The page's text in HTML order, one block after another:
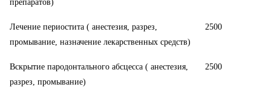
препаратов)
Лечение периостита ( анестезия, разрез,
промывание, назначение лекарственных средств)
2500
Вскрытие пародонтального абсцесса ( анестезия,
разрез, промывание)
2500